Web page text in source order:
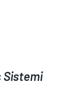
Sistemi